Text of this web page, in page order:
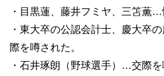
・目黒蓮、藤井フミヤ、三笘薫…
・東大卒の公認会計士、慶大卒
際を噂された。
・石井琢朗（野球選手）…交際